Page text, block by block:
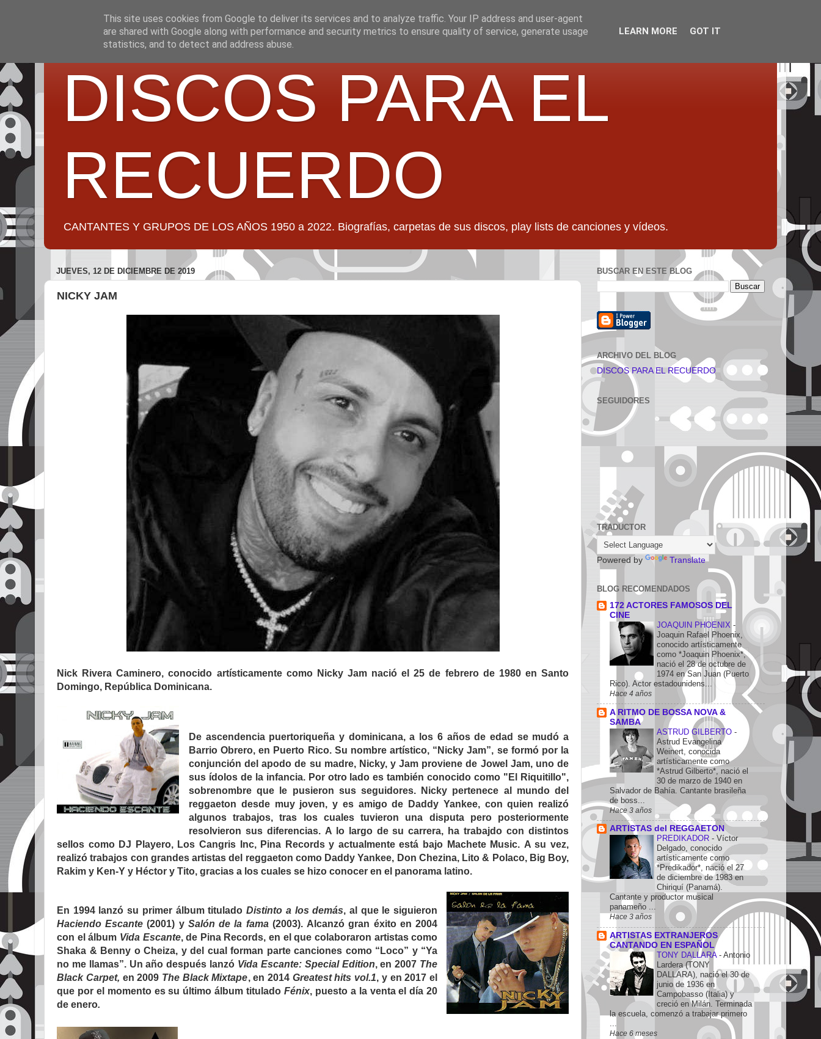
DISCOS PARA EL
RECUERDO
CANTANTES Y GRUPOS DE LOS AÑOS 1950 a 2022. Biografías, carpetas de sus discos, play lists de canciones y vídeos.
JUEVES, 12 DE DICIEMBRE DE 2019
NICKY JAM
Nick Rivera Caminero, conocido artísticamente como Nicky Jam nació el 25 de febrero de 1980 en Santo
Domingo, República Dominicana.
De ascendencia puertoriqueña y dominicana, a los 6 años de edad se mudó a
Barrio Obrero, en Puerto Rico. Su nombre artístico, “Nicky Jam”, se formó por la
conjunción del apodo de su madre, Nicky, y Jam proviene de Jowel Jam, uno de
sus ídolos de la infancia. Por otro lado es también conocido como "El Riquitillo",
sobrenombre que le pusieron sus seguidores. Nicky pertenece al mundo del
reggaeton desde muy joven, y es amigo de Daddy Yankee, con quien realizó
algunos trabajos, tras los cuales tuvieron una disputa pero posteriormente
resolvieron sus diferencias. A lo largo de su carrera, ha trabajdo con distintos
sellos como DJ Playero, Los Cangris Inc, Pina Records y actualmente está bajo Machete Music. A su vez,
realizó trabajos con grandes artistas del reggaeton como Daddy Yankee, Don Chezina, Lito & Polaco, Big Boy,
Rakim y Ken-Y y Héctor y Tito, gracias a los cuales se hizo conocer en el panorama latino.
En 1994 lanzó su primer álbum tituladoDistinto a los demás, al que le siguieron
Haciendo Escante (2001) y Salón de la fama(2003). Alcanzó gran éxito en 2004
con el álbum Vida Escante, de Pina Records, en el que colaboraron artistas como
Shaka & Benny o Cheiza, y del cual forman parte canciones como “Loco” y “Ya
no me llamas”. Un año después lanzó Vida Escante: Special Edition, en 2007 The
Black Carpet, en 2009 The Black Mixtape, en 2014 Greatest hits vol.1, y en 2017 el
que por el momento es su último álbum titulado Fénix, puesto a la venta el día 20
de enero.
BUSCAR EN ESTE BLOG
ARCHIVO DEL BLOG
DISCOS PARA EL RECUERDO
SEGUIDORES
TRADUCTOR
Powered by Translate
BLOG RECOMENDADOS
172 ACTORES FAMOSOS DEL
CINE
JOAQUIN PHOENIX -
Joaquin Rafael Phoenix,
conocido artísticamente
como *Joaquin Phoenix*,
nació el 28 de octubre de
1974 en San Juan (Puerto
Rico). Actor estadounidens...
Hace 4 años
A RITMO DE BOSSA NOVA &
SAMBA
ASTRUD GILBERTO -
Astrud Evangelina
Weinert, conocida
artísticamente como
*Astrud Gilberto*, nació el
30 de marzo de 1940 en
Salvador de Bahía. Cantante brasileña
de boss...
Hace 3 años
ARTISTAS del REGGAETON
PREDIKADOR - Víctor
Delgado, conocido
artísticamente como
*Predikador*, nació el 27
de diciembre de 1983 en
Chiriquí (Panamá).
Cantante y productor musical
panameño ...
Hace 3 años
ARTISTAS EXTRANJEROS
CANTANDO EN ESPAÑOL
TONY DALLARA - Antonio
Lardera (TONY
DALLARA), nació el 30 de
junio de 1936 en
Campobasso (Italia) y
creció en Milán. Terminada
la escuela, comenzó a trabajar primero
...
Hace 6 meses
This site uses cookies from Google to deliver its services and to analyze traffic. Your IP address and user-agent
are shared with Google along with performance and security metrics to ensure quality of service, generate usage
statistics, and to detect and address abuse.
LEARN MORE GOT IT